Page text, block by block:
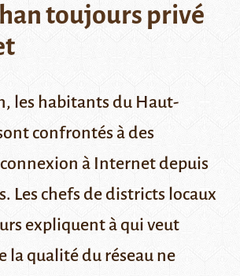
toujours privé
les habitants du Haut-
confrontés à des
à Internet depuis
Les chefs de districts locaux
expliquent à qui veut
la qualité du réseau ne